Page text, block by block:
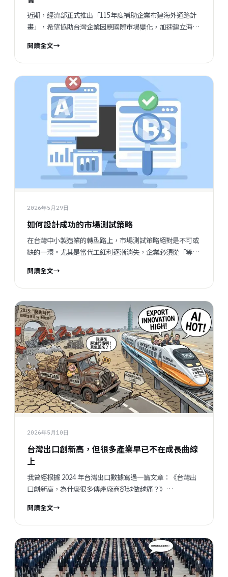
近期，經濟部正式推出「115年度補助企業布建海外通路計
畫」，希望協助台灣企業因應國際市場變化，加速建立海外
球競爭的韌性。 相關資訊： • 計畫公告：
https://market.meettaiwan.com/d-imdp/?
action=news_in&id=13 • 申請須知：
https://market.meettaiwan.com/d-
imdp/upload/files/
這份補助在補助什麼？ 與一般企業熟悉的數位轉型補助不
同，這次計畫的核心並不是購買設備或導入系統，而是協助
企業實際建立海外市場通路。包含： - 海外代理商 -...
閱讀全文→
2026年5月29日
如何設計成功的市場測試策略
在台灣中小製造業的轉型路上，市場測試策略絕對是不可或
缺的一環。尤其是當代工紅利逐漸消失，企業必須從「等訂
設計一套成功的市場測試策略呢？今天就來聊聊這個話題，
讓你不再只是被動等待，而是能用數據和系統化的方式，主
動掌握市場節奏。 什麼是市場測試策略？為什麼重要？ 市
場測試策略，簡單來說，就是用小成本、快速度的方式，去
試探市場對產品或服務的反應。這不只是「試賣」那麼簡
單，而是一整套有計畫、有目標的行動方案。透過市場測
試，企業可以： 了解客戶真正的需求和痛點 減少盲目投
入，降低風險 快速調整產品或行銷策略 建立自己的市場節
奏感，不再被動等待訂單 尤其對於年營收3,000萬到3億台
幣、員工10到100人的中小企業來說，這種策略能幫助他們
從「靠經驗」轉變成「用數據」，讓企業能力不再依賴個
人，而是成為系統化的資產。 如何開始設計市場測試策略？
設計市場測試策略，第一步就是要明確目標。你想知道什
麼？是新產品的市場接受度？還是價格彈性？或者是通路的
建議採用以下步驟： 定義測試範圍與目標客群 ...
閱讀全文→
2026年5月10日
台灣出口創新高，但很多產業早已不在成長曲線
上
我曾經根據 2024 年台灣出口數據寫過一篇文章：《台灣出
口創新高，為什麼很多傳產廠商卻越做越痛？》
的現象：台灣出口總額看起來很好，但真正受惠的，其實越
來越集中在少數科技產業。 如今，如果把數據更新到 2025
年，這個「結構性失衡」的現象，不但沒有改善，反而變得
更加明顯。甚至可以說，2025 年開始，台灣出口的問題，
已經不只是產業分歧，而是正式進入「脫鉤時代」。 2025
年，台灣全年出口正式突破 6,000 億美元，來到 6,407 億美
閱讀全文→